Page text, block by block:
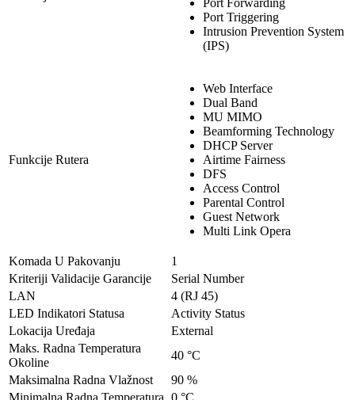
Port Triggering
Intrusion Prevention System
(IPS)
Funkcije Rutera
Web Interface
Dual Band
MU MIMO
Beamforming Technology
DHCP Server
Airtime Fairness
DFS
Access Control
Parental Control
Guest Network
Multi Link Opera
Komada U Pakovanju
1
Kriteriji Validacije Garancije
Serial Number
LAN
4 (RJ 45)
LED Indikatori Statusa
Activity Status
Lokacija Uređaja
External
Maks. Radna Temperatura
Okoline
40 °C
Maksimalna Radna Vlažnost
90 %
Minimalna Radna Temperatura 0 °C